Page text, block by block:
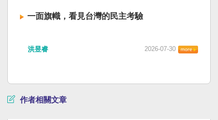
一面旗幟，看見台灣的民主考驗
洪昱睿 2026-07-30
作者相關文章